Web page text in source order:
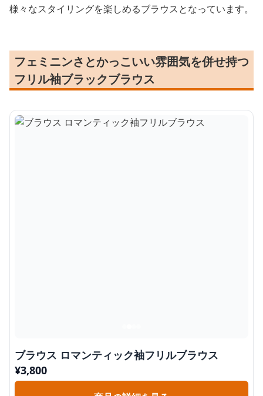
様々なスタイリングを楽しめるブラウスとなっています。
フェミニンさとかっこいい雰囲気を併せ持つ
フリル袖ブラックブラウス
ブラウス ロマンティック袖フリルブラウス
¥3,800